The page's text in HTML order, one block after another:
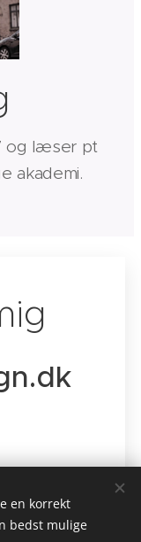
og læser pt
akademi.
en korrekt
bedst mulige